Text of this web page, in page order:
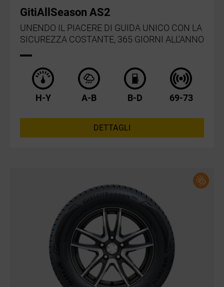
GitiAllSeason AS2
UNENDO IL PIACERE DI GUIDA UNICO CON LA
SICUREZZA COSTANTE, 365 GIORNI ALL'ANNO
H-Y A-B B-D 69-73
DETTAGLI